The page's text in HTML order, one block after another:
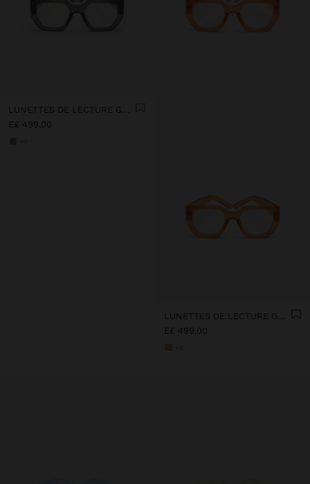
LUNETTES DE LECTURE GRADUÉES 1.5 X
E£ 499,00
LUNETTES DE LECTURE GRADUÉES 1.5 X
E£ 499,00